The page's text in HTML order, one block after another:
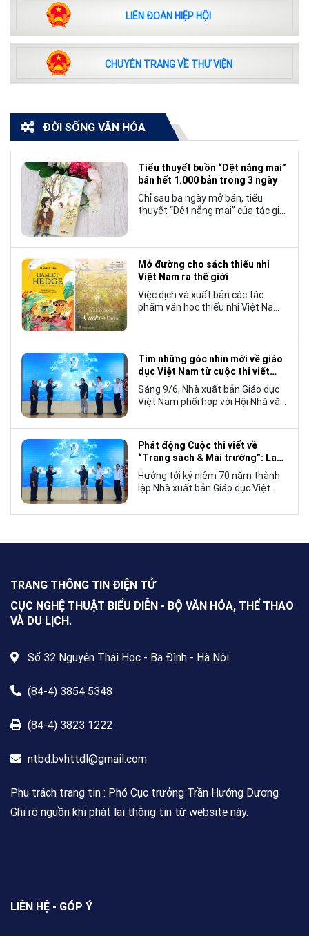
LIÊN ĐOÀN HIỆP HỘI
CHUYÊN TRANG VỀ THƯ VIỆN
ĐỜI SỐNG VĂN HÓA
Tiểu thuyết buồn “Dệt nắng mai”
bán hết 1.000 bản trong 3 ngày
Chỉ sau ba ngày mở bán, tiểu
thuyết “Dệt nắng mai” của tác giả
chương trẻ khi cán mốc 1.000 bản
tiêu thụ.
Mở đường cho sách thiếu nhi
Việt Nam ra thế giới
Việc dịch và xuất bản các tác
phẩm văn học thiếu nhi Việt Nam
tế, mà còn góp phần đưa những
câu chuyện mang đậm bản sắc
văn hóa Việt Nam bước ra thế giới.
Tìm những góc nhìn mới về giáo
dục Việt Nam từ cuộc thi viết
“Trang sách và Mái trường”
Sáng 9/6, Nhà xuất bản Giáo dục
Việt Nam phối hợp với Hội Nhà văn
cuộc thi viết về “Trang sách và
Mái trường”, hướng tới kỷ niệm 70
năm thành lập Nhà xuất bản Giáo
dục Việt Nam vào năm 2027.
Phát động Cuộc thi viết về
“Trang sách & Mái trường”: Lan
tỏa tình yêu học tập, tôn vinh
những giá trị bền vững của giáo
dục
Hướng tới kỷ niệm 70 năm thành
lập Nhà xuất bản Giáo dục Việt
NXBGDVN phối hợp với Hội Nhà
Nam trong và ngoài nước, không
giới hạn độ tuổi, nghề nghiệp hay
nơi cư trú.
TRANG THÔNG TIN ĐIỆN TỬ
CỤC NGHỆ THUẬT BIỂU DIỄN - BỘ VĂN HÓA, THỂ THAO
VÀ DU LỊCH.
Số 32 Nguyễn Thái Học - Ba Đình - Hà Nội
(84-4) 3854 5348
(84-4) 3823 1222
ntbd.bvhttdl@gmail.com
Phụ trách trang tin : Phó Cục trưởng Trần Hướng Dương
Ghi rõ nguồn khi phát lại thông tin từ website này.
LIÊN HỆ - GÓP Ý